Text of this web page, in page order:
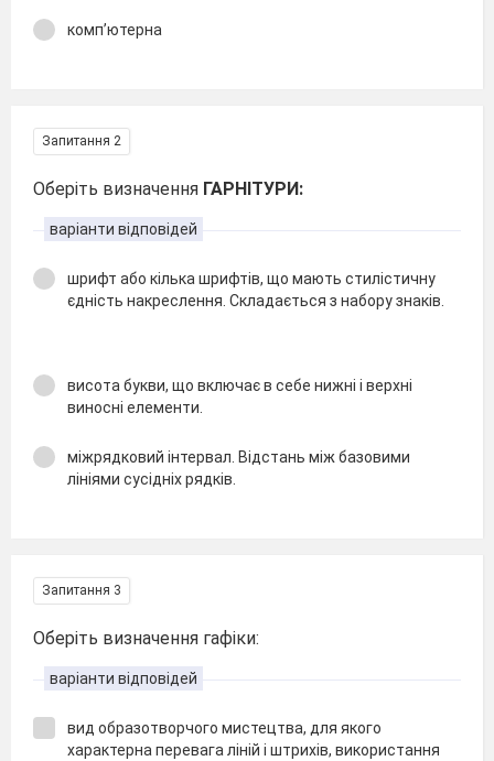
комп’ютерна
Запитання 2
Оберіть визначення ГАРНІТУРИ:
варіанти відповідей
шрифт або кілька шрифтів, що мають стилістичну
єдність накреслення. Складається з набору знаків.
висота букви, що включає в себе нижні і верхні
виносні елементи.
міжрядковий інтервал. Відстань між базовими
лініями сусідніх рядків.
Запитання 3
Оберіть визначення гафіки:
варіанти відповідей
вид образотворчого мистецтва, для якого
характерна перевага ліній і штрихів, використання